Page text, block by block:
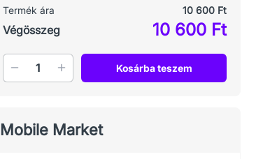
Termék ára 10 600 Ft
Végösszeg 10 600 Ft
Mennyiség Kosárba teszem
Mobile Market